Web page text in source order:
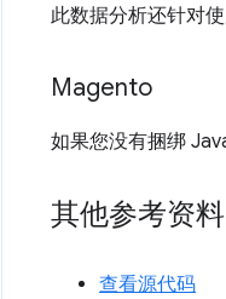
此数据分析还针对
Magento
如果您没有捆绑
其他参考资料
查看源代码